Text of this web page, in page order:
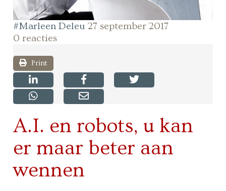
#Marleen Deleu 27 september 2017
0 reacties
Print
A.I. en robots, u kan
er maar beter aan
wennen